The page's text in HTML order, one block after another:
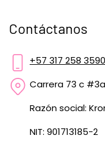
Contáctanos
+57 317 258 3590
Carrera 73 c
Razón social:
NIT: 901713185-2